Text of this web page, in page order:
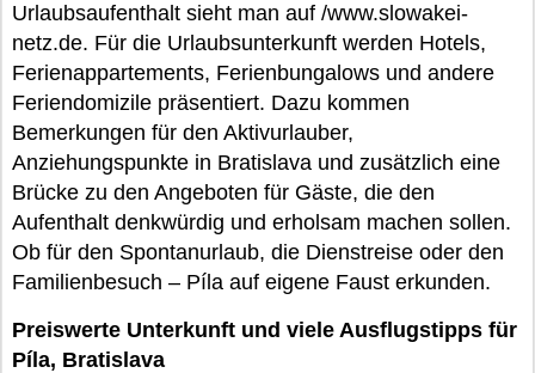
Urlaubsaufenthalt sieht man auf /www.slowakei-
netz.de. Für die Urlaubsunterkunft werden Hotels,
Ferienappartements, Ferienbungalows und andere
Feriendomizile präsentiert. Dazu kommen
Bemerkungen für den Aktivurlauber,
Anziehungspunkte in Bratislava und zusätzlich eine
Brücke zu den Angeboten für Gäste, die den
Aufenthalt denkwürdig und erholsam machen sollen.
Ob für den Spontanurlaub, die Dienstreise oder den
Familienbesuch – Píla auf eigene Faust erkunden.
Preiswerte Unterkunft und viele Ausflugstipps für
Píla, Bratislava